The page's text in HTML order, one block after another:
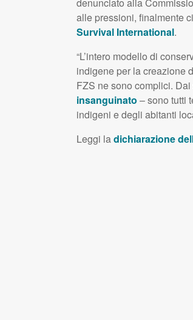
alle pressioni, finalmente
Survival International.
“L’intero modello di
indigene per la creazione
FZS ne sono complici.
insanguinato – sono tutti
indigeni e degli abitanti
Leggi ladichiarazione